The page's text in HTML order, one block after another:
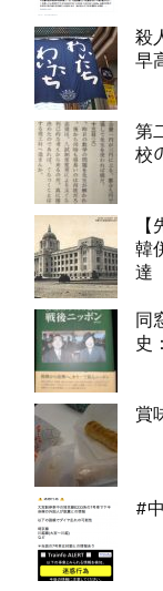
殺
早
第
校
韓
達
同
史
賞
#